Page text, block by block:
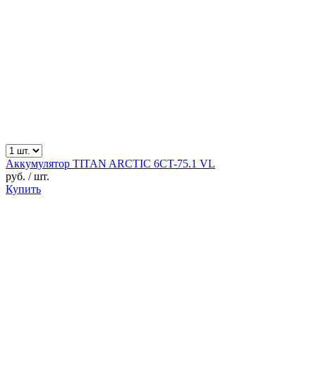
Аккумулятор TITAN ARCTIC 6CT-75.1 VL
руб. / шт.
Купить